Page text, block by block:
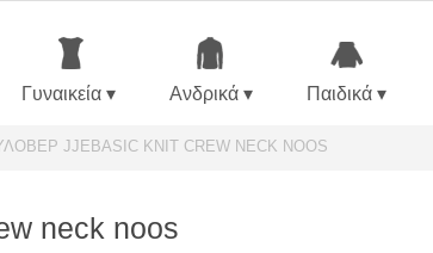
Γυναικεία ▾ Ανδρικά ▾ Παιδικά ▾
JJEBASIC KNIT CREW NECK NOOS
neck noos